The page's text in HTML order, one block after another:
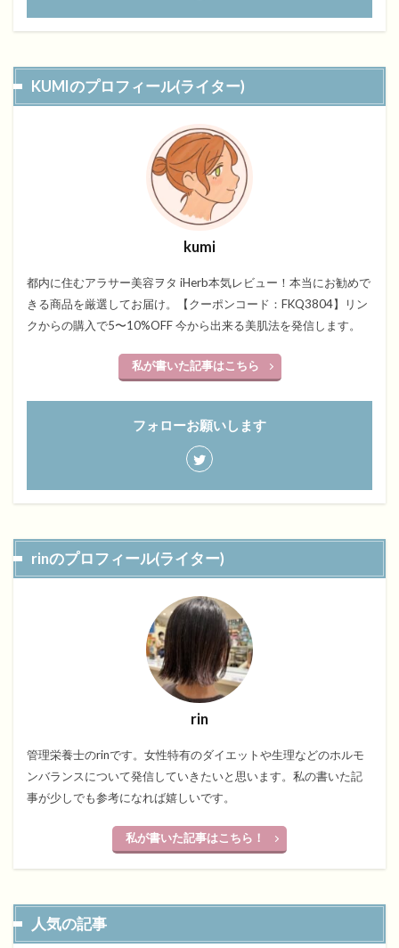
KUMIのプロフィール(ライター)
kumi
都内に住むアラサー美容ヲタ iHerb本気レビュー！本当にお勧めで
きる商品を厳選してお届け。【クーポンコード：FKQ3804】リン
クからの購入で5〜10%OFF 今から出来る美肌法を発信します。
私が書いた記事はこちら
フォローお願いします
rinのプロフィール(ライター)
rin
管理栄養士のrinです。女性特有のダイエットや生理などのホルモ
ンバランスについて発信していきたいと思います。私の書いた記
事が少しでも参考になれば嬉しいです。
私が書いた記事はこちら！
人気の記事